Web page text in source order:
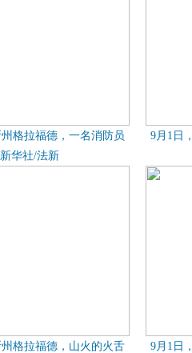
格拉福德，一名消防员
华社/法新
9月1日
格拉福德，山火的火舌
9月1日